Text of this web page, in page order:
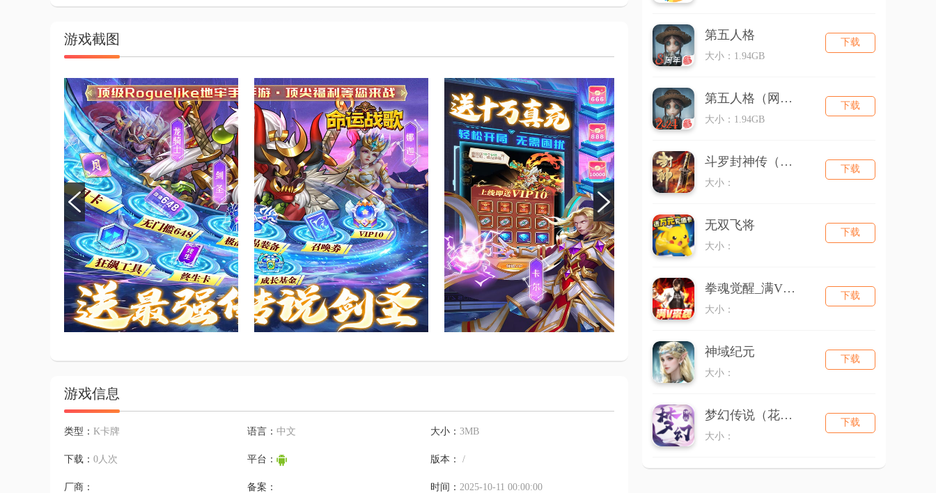
游戏截图
游戏信息
类型： K卡牌 语言： 中文 大小：3MB
下载： 0人次 平台： 版本： /
厂商： 备案： 时间：2025-10-11 00:00:00
第五人格
大小：1.94GB
下载
第五人格（网易版）
大小：1.94GB
下载
斗罗封神传（三国超超变）
大小：
下载
无双飞将
大小：
下载
拳魂觉醒_满V送白草
大小：
下载
神域纪元
大小：
下载
梦幻传说（花千骨）
大小：
下载